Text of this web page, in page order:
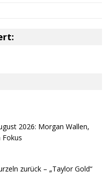
2026: Morgan Wallen,
Fokus
zurück – „Taylor Gold“